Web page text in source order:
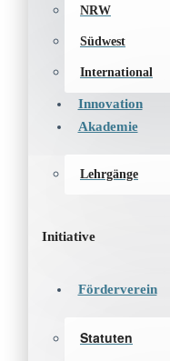
NRW
Südwest
International
Innovation
Akademie
Lehrgänge
Initiative
Förderverein
Statuten